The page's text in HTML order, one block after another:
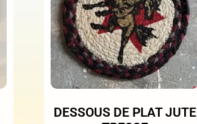
DESSOUS DE PLAT JUTE